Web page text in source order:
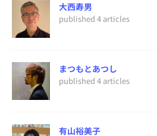
大西寿男
published 4 articles
まつもとあつし
published 4 articles
有山裕美子